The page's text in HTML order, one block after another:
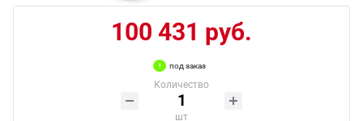
100 431 руб.
под заказ
Количество
шт